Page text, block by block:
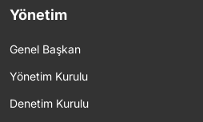
Yönetim
Genel Başkan
Yönetim Kurulu
Denetim Kurulu